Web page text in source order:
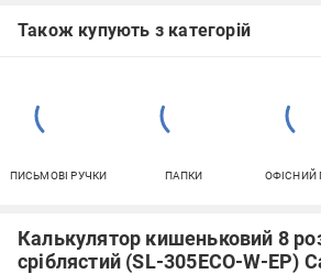
Також купують з категорій
ПИСЬМОВІ РУЧКИ ПАПКИ ОФІСНИЙ
Калькулятор кишеньковий 8
сріблястий (SL-305ECO-W-EP)